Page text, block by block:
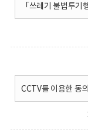
「쓰레기 불법투
CCTV를 이용한 동